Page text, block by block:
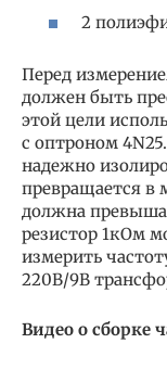
2
Перед
должен быть
этой цели
с оптроном
надежно
превращается в
должна
резистор 1кОм
измерить
220В/9В
Видео о сборке